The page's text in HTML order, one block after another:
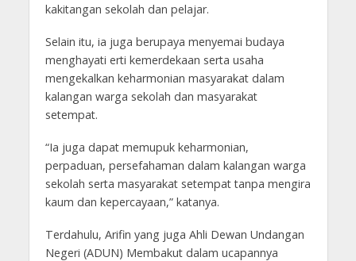
kakitangan sekolah dan pelajar.
Selain itu, ia juga berupaya menyemai budaya
menghayati erti kemerdekaan serta usaha
mengekalkan keharmonian masyarakat dalam
kalangan warga sekolah dan masyarakat
setempat.
“Ia juga dapat memupuk keharmonian,
perpaduan, persefahaman dalam kalangan warga
sekolah serta masyarakat setempat tanpa mengira
kaum dan kepercayaan,” katanya.
Terdahulu, Arifin yang juga Ahli Dewan Undangan
Negeri (ADUN) Membakut dalam ucapannya